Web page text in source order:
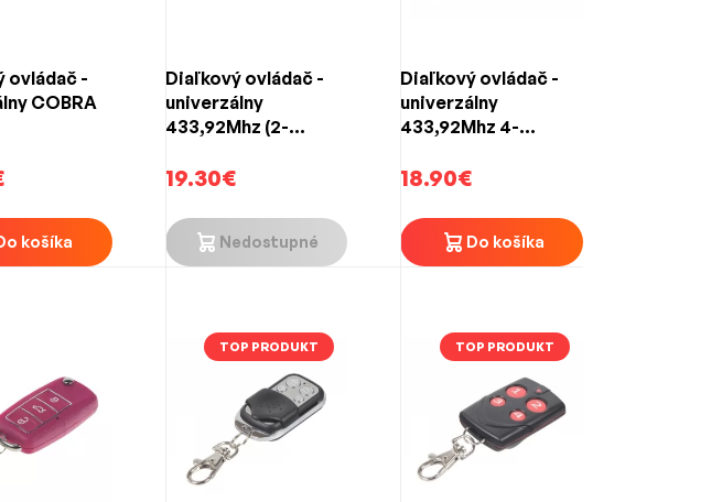
ovládač -
COBRA
košíka
Diaľkový ovládač -
univerzálny
433,92Mhz (2-
19.30€
Nedostupné
Diaľkový ovládač -
univerzálny
433,92Mhz 4-
18.90€
Do košíka
TOP PRODUKT TOP PRODUKT